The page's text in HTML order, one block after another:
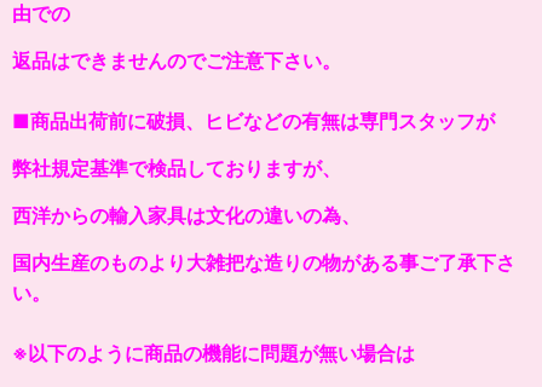
由での
返品はできませんのでご注意下さい。
■商品出荷前に破損、ヒビなどの有無は専門スタッフが
弊社規定基準で検品しておりますが、
西洋からの輸入家具は文化の違いの為、
国内生産のものより大雑把な造りの物がある事ご了承下さ
い。
※以下のように商品の機能に問題が無い場合は